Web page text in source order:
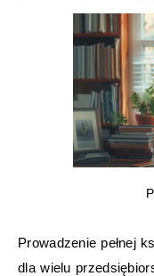
Prowadzenie pełnej
dla wielu